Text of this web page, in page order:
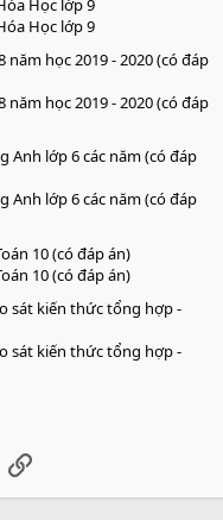
Học lớp 9
Học lớp 9
học 2019 - 2020 (có đáp
học 2019 - 2020 (có đáp
Anh lớp 6 các năm (có đáp
Anh lớp 6 các năm (có đáp
10 (có đáp án)
10 (có đáp án)
sát kiến thức tổng hợp -
sát kiến thức tổng hợp -
Link